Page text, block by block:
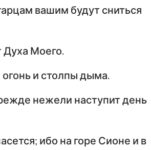
вашим будут сниться
Духа Моего.
и столпы дыма.
нежели наступит день
ибо на горе Сионе и в